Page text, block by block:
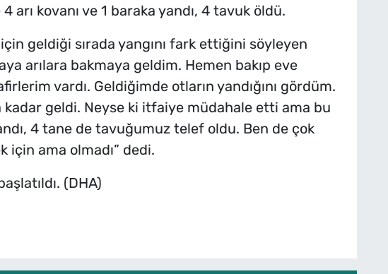
arı kovanı ve 1 baraka yandı, 4 tavuk öldü.
geldiği sırada yangını fark ettiğini söyleyen
arılara bakmaya geldim. Hemen bakıp eve
vardı. Geldiğimde otların yandığını gördüm.
geldi. Neyse ki itfaiye müdahale etti ama bu
4 tane de tavuğumuz telef oldu. Ben de çok
için ama olmadı” dedi.
(DHA)